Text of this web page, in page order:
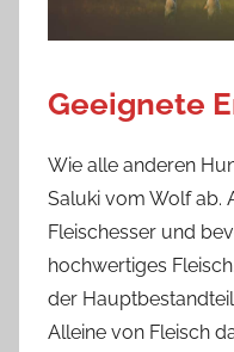
Geeignete
Wie alle anderen
Saluki vom Wolf ab.
Fleischesser und
hochwertiges
der
Alleine von Fleisch